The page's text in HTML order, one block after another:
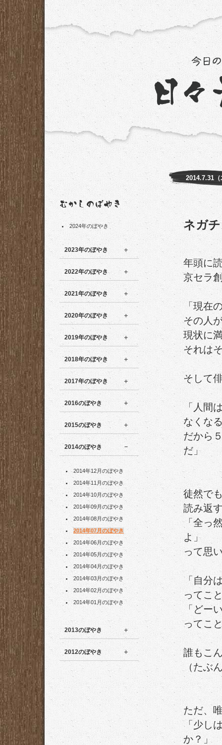
2024年のぼやき
2023年のぼやき
2022年のぼやき
2021年のぼやき
2020年のぼやき
2019年のぼやき
2018年のぼやき
2017年のぼやき
2016のぼやき
2015のぼやき
2014のぼやき
2014年12月のぼやき
2014年11月のぼやき
2014年10月のぼやき
2014年09月のぼやき
2014年08月のぼやき
2014年07月のぼやき
2014年06月のぼやき
2014年05月のぼやき
2014年04月のぼやき
2014年03月のぼやき
2014年02月のぼやき
2014年01月のぼやき
2013のぼやき
2012のぼやき
2014.7.31（
ネガ
年頭に
京セラ
「現在
その人
現状に
それは
そして
「人間
なくな
だから
だ」
徒然で
読み返
「全っ
よ」
って思
「自分
ってこ
「どー
ってこ
誰もこ
（たぶ
ただ、
「少し
か？」